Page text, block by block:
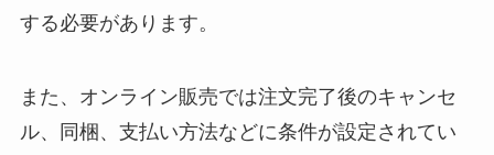
する必要があります。
また、オンライン販売では注文完了後のキャンセ
ル、同梱、支払い方法などに条件が設定されてい